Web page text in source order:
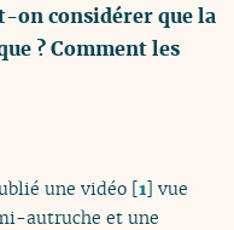
on considérer que la
? Comment les
une vidéo [1] vue
autruche et une